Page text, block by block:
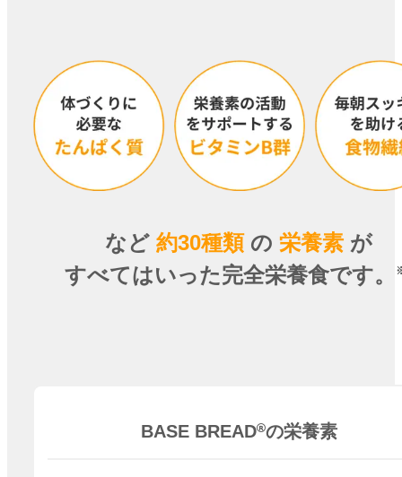
など 約30種類 の 栄養素 が
すべてはいった完全栄養食です。
BASE BREAD ︎の栄養素